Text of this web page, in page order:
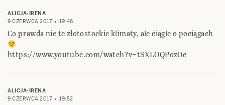
ALICJA-IRENA
9 CZERWCA 2017
19:46
Co prawda nie te złotostockie klimaty, ale ciągle o pociągach
https://www.youtube.com/watch?v=tSXLOQPozOc
ALICJA-IRENA
9 CZERWCA 2017
19:52